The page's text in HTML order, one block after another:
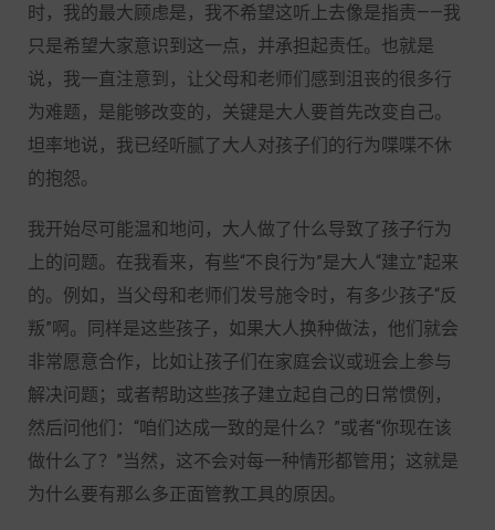
时，我的最大顾虑是，我不希望这听上去像是指责——我
只是希望大家意识到这一点，并承担起责任。也就是
说，我一直注意到，让父母和老师们感到沮丧的很多行
为难题，是能够改变的，关键是大人要首先改变自己。
坦率地说，我已经听腻了大人对孩子们的行为喋喋不休
的抱怨。
我开始尽可能温和地问，大人做了什么导致了孩子行为
上的问题。在我看来，有些“不良行为”是大人“建立”起来
的。例如，当父母和老师们发号施令时，有多少孩子“反
叛”啊。同样是这些孩子，如果大人换种做法，他们就会
非常愿意合作，比如让孩子们在家庭会议或班会上参与
解决问题；或者帮助这些孩子建立起自己的日常惯例，
然后问他们：“咱们达成一致的是什么？”或者“你现在该
做什么了？”当然，这不会对每一种情形都管用；这就是
为什么要有那么多正面管教工具的原因。